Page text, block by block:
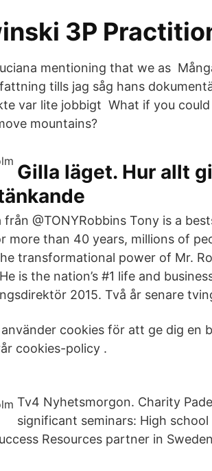
3P
mentioning that we as
tills jag såg hans
var lite jobbigt What if you
mountains?
Gilla läget. Hur allt
@TONYRobbins Tony is a
more than 40 years, millions of
transformational power of Mr.
is the nation’s #1 life and
2015. Två år senare
cookies för att ge dig en
cookies-policy .
Tv4 Nyhetsmorgon. Charity
significant seminars: High
Resources partner in